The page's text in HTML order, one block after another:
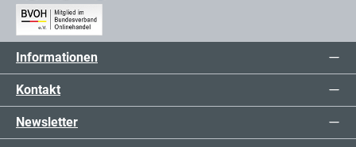
Informationen
Kontakt
Newsletter